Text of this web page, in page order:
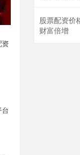
股票配资价
财富倍增